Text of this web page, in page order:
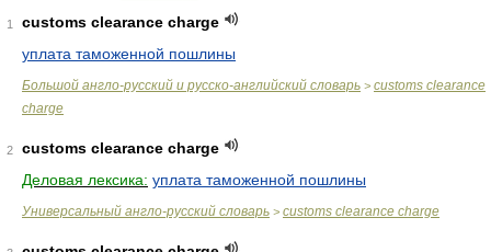
1
customs clearance charge
уплата таможенной пошлины
Большой англо-русский и русско-английский словарь > customs clearance
charge
2
customs clearance charge
Деловая лексика: уплата таможенной пошлины
Универсальный англо-русский словарь > customs clearance charge